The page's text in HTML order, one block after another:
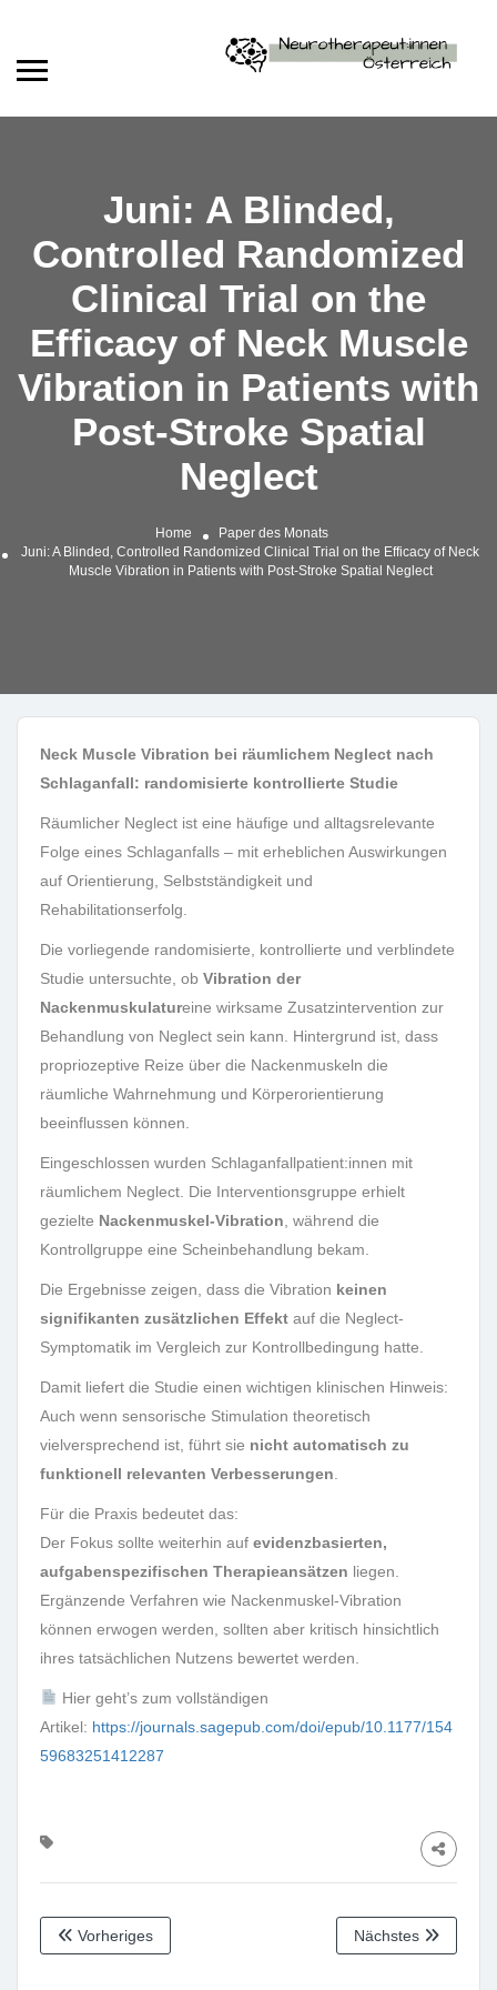
Juni: A Blinded,
Controlled Randomized
Clinical Trial on the
Efficacy of Neck Muscle
Vibration in Patients with
Post-Stroke Spatial
Neglect
Home
Paper des Monats
Juni: A Blinded, Controlled Randomized Clinical Trial on the Efficacy of Neck
Muscle Vibration in Patients with Post-Stroke Spatial Neglect
Neck Muscle Vibration bei räumlichem Neglect nach
Schlaganfall: randomisierte kontrollierte Studie
Räumlicher Neglect ist eine häufige und alltagsrelevante
Folge eines Schlaganfalls – mit erheblichen Auswirkungen
auf Orientierung, Selbstständigkeit und
Rehabilitationserfolg.
Die vorliegende randomisierte, kontrollierte und verblindete
Studie untersuchte, ob Vibration der
Nackenmuskulatureine wirksame Zusatzintervention zur
Behandlung von Neglect sein kann. Hintergrund ist, dass
propriozeptive Reize über die Nackenmuskeln die
räumliche Wahrnehmung und Körperorientierung
beeinflussen können.
Eingeschlossen wurden Schlaganfallpatient:innen mit
räumlichem Neglect. Die Interventionsgruppe erhielt
gezielte Nackenmuskel-Vibration , während die
Kontrollgruppe eine Scheinbehandlung bekam.
Die Ergebnisse zeigen, dass die Vibration keinen
signifikanten zusätzlichen Effekt auf die Neglect-
Symptomatik im Vergleich zur Kontrollbedingung hatte.
Damit liefert die Studie einen wichtigen klinischen Hinweis:
Auch wenn sensorische Stimulation theoretisch
vielversprechend ist, führt sie nicht automatisch zu
funktionell relevanten Verbesserungen
Für die Praxis bedeutet das:
Der Fokus sollte weiterhin auf evidenzbasierten,
aufgabenspezifischen Therapieansätzen liegen.
Ergänzende Verfahren wie Nackenmuskel-Vibration
können erwogen werden, sollten aber kritisch hinsichtlich
ihres tatsächlichen Nutzens bewertet werden.
Hier geht’s zum vollständigen
Artikel: https://journals.sagepub.com/doi/epub/10.1177/154
59683251412287
Vorheriges Nächstes